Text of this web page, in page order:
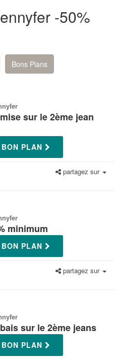
-50%
Bons Plans
sur le 2ème jean
BON PLAN
partagez sur
minimum
BON PLAN
partagez sur
sur le 2ème jeans
BON PLAN